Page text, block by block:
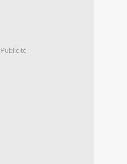
Publicité